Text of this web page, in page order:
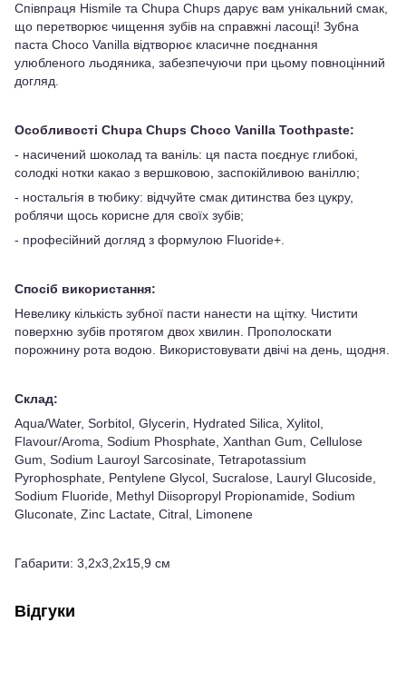
Співпраця Hismile та Chupa Chups дарує вам унікальний смак,
що перетворює чищення зубів на справжні ласощі! Зубна
паста Choco Vanilla відтворює класичне поєднання
улюбленого льодяника, забезпечуючи при цьому повноцінний
догляд.
Особливості Chupa Chups Choco Vanilla Toothpaste:
- насичений шоколад та ваніль: ця паста поєднує глибокі,
солодкі нотки какао з вершковою, заспокійливою ваніллю;
- ностальгія в тюбику: відчуйте смак дитинства без цукру,
роблячи щось корисне для своїх зубів;
- професійний догляд з формулою Fluoride+.
Спосіб використання:
Невелику кількість зубної пасти нанести на щітку. Чистити
поверхню зубів протягом двох хвилин. Прополоскати
порожнину рота водою. Використовувати двічі на день, щодня.
Склад:
Aqua/Water, Sorbitol, Glycerin, Hydrated Silica, Xylitol,
Flavour/Aroma, Sodium Phosphate, Xanthan Gum, Cellulose
Gum, Sodium Lauroyl Sarcosinate, Tetrapotassium
Pyrophosphate, Pentylene Glycol, Sucralose, Lauryl Glucoside,
Sodium Fluoride, Methyl Diisopropyl Propionamide, Sodium
Gluconate, Zinc Lactate, Citral, Limonene
Габарити: 3,2х3,2х15,9 см
Відгуки